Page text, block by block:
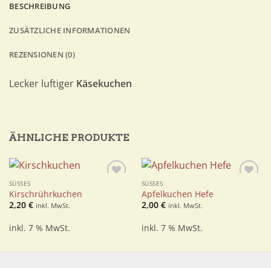
BESCHREIBUNG
ZUSÄTZLICHE INFORMATIONEN
REZENSIONEN (0)
Lecker luftiger Käsekuchen
ÄHNLICHE PRODUKTE
SÜSSES
Kirschrührkuchen
2,20 € inkl. MwSt.
inkl. 7 % MwSt.
SÜSSES
Apfelkuchen Hefe
2,00 € inkl. MwSt.
inkl. 7 % MwSt.